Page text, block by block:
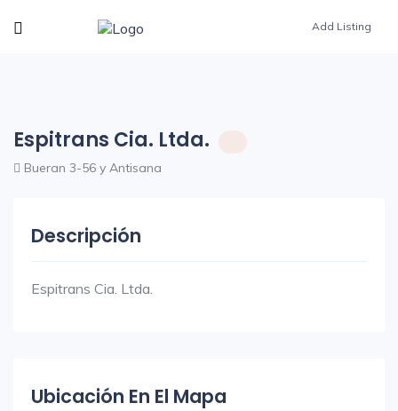
Add Listing
Espitrans Cia. Ltda.
Bueran 3-56 y Antisana
Descripción
Espitrans Cia. Ltda.
Ubicación En El Mapa